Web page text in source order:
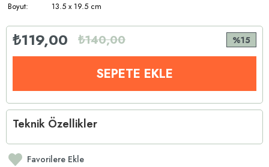
Boyut:
13.5 x 19.5 cm
₺140,00
₺119,00 15
Teknik Özellikler
Favorilere Ekle